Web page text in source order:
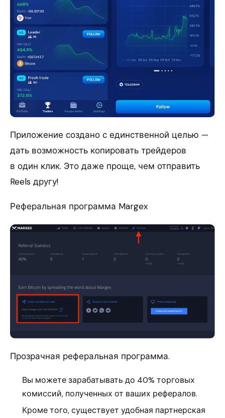
Приложение создано с единственной целью —
дать возможность копировать трейдеров
в один клик. Это даже проще, чем отправить
Reels другу!
Реферальная программа Margex
Прозрачная реферальная программа.
Вы можете зарабатывать до 40% торговых
комиссий, полученных от ваших рефералов.
Кроме того, существует удобная партнерская